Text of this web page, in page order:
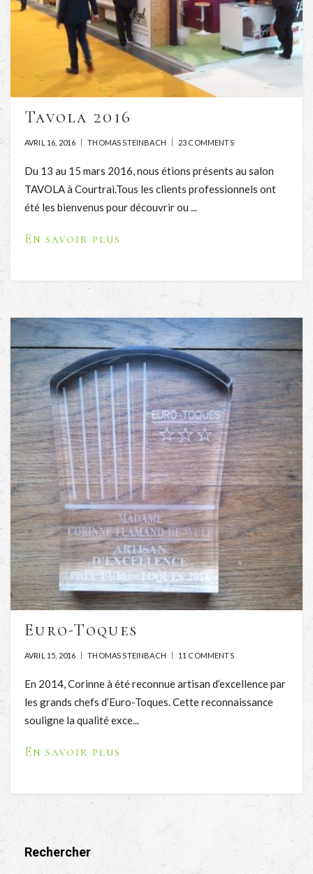
Tavola 2016
AVRIL 16, 2016 THOMAS STEINBACH 23 COMMENTS
Du 13 au 15 mars 2016, nous étions présents au salon
TAVOLA à Courtrai.Tous les clients professionnels ont
été les bienvenus pour découvrir ou ...
En savoir plus
Euro-Toques
AVRIL 15, 2016 THOMAS STEINBACH 11 COMMENTS
En 2014, Corinne à été reconnue artisan d’excellence par
les grands chefs d’Euro-Toques. Cette reconnaissance
souligne la qualité exce...
En savoir plus
Rechercher